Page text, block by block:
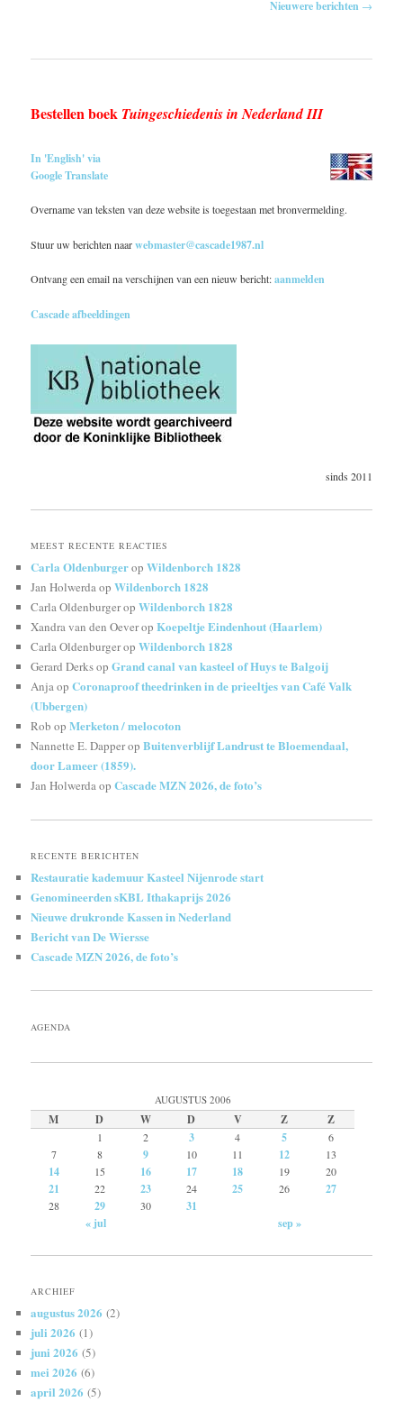
Nieuwere berichten →
Bestellen boek Tuingeschiedenis in Nederland III
In 'English' via
Google Translate
Overname van teksten van deze website is toegestaan met bronvermelding.
Stuur uw berichten naarwebmaster@cascade1987.nl
Ontvang een email na verschijnen van een nieuw bericht:aanmelden
Cascade afbeeldingen
sinds 2011
MEEST RECENTE REACTIES
Carla OldenburgeropWildenborch 1828
Jan HolwerdaopWildenborch 1828
Carla OldenburgeropWildenborch 1828
Xandra van den OeveropKoepeltje Eindenhout (Haarlem)
Carla OldenburgeropWildenborch 1828
Gerard DerksopGrand canal van kasteel of Huys te Balgoij
AnjaopCoronaproof theedrinken in de prieeltjes van Café Valk
(Ubbergen)
Rob opMerketon / melocoton
Nannette E. DapperopBuitenverblijf Landrust te Bloemendaal,
door Lameer (1859).
Jan HolwerdaopCascade MZN 2026, de foto’s
RECENTE BERICHTEN
Restauratie kademuur Kasteel Nijenrode start
Genomineerden sKBL Ithakaprijs 2026
Nieuwe drukronde Kassen in Nederland
Bericht van De Wiersse
Cascade MZN 2026, de foto’s
AGENDA
AUGUSTUS 2006
M D W D V Z Z
1 2 3 4 5
6
7
8 9 10 11 12 13
14 15 16 17 18 19 20
21 22 23 24 25 26 27
28 29 30
31
« jul
sep »
ARCHIEF
augustus 2026 (2)
juli 2026 (1)
juni 2026 (5)
mei 2026 (6)
april 2026 (5)